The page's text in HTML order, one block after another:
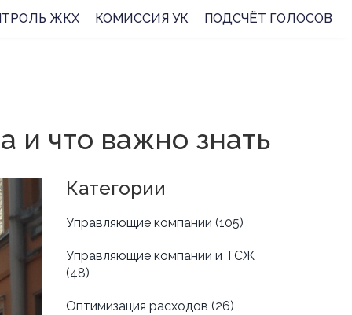
ЖКХ КОМИССИЯ УК ПОДСЧЁТ ГОЛОСОВ
что важно знать
Категории
Управляющие компании (105)
Управляющие компании и ТСЖ
(48)
Оптимизация расходов (26)